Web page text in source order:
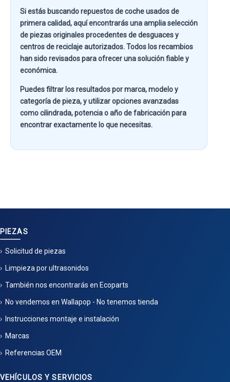
Si estás buscandorepuestos de coche usados de
primera calidad, aquí encontrarás una amplia selección
de piezas originales procedentes de desguaces y
centros de reciclaje autorizados. Todos los recambios
han sido revisados para ofrecer una solución fiable y
económica.
Puedes filtrar los resultados pormarca, modelo y
categoría de pieza, y utilizar opciones avanzadas
comocilindrada, potencia o año de fabricaciónpara
encontrar exactamente lo que necesitas.
PIEZAS
Solicitud de piezas
Limpieza por ultrasonidos
También nos encontrarás en Ecoparts
No vendemos en Wallapop - No tenemos tienda
Instrucciones montaje e instalación
Marcas
Referencias OEM
VEHÍCULOS Y SERVICIOS